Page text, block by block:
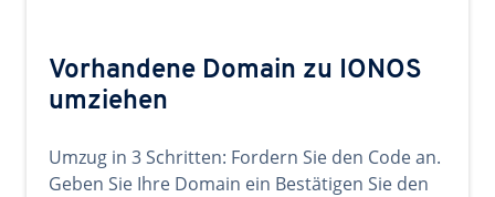
Vorhandene Domain zu IONOS
umziehen
Umzug in 3 Schritten: Fordern Sie den Code an.
Geben Sie Ihre Domain ein Bestätigen Sie den